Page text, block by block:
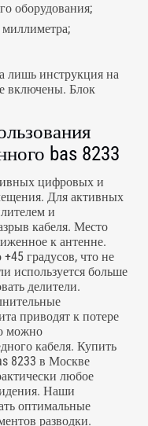
оборудования;
лишь инструкция на
включены. Блок
bas 8233
цифровых и
Для активных
и
кабеля. Место
к антенне.
градусов, что не
используется больше
делители.
приводят к потере
можно
кабеля. Купить
8233 в Москве
любое
Наши
оптимальные
разводки.